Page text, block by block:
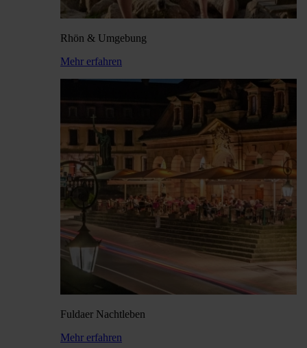
Rhön & Umgebung
Mehr erfahren
Fuldaer Nach­tleben
Mehr erfahren